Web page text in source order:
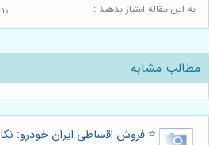
به این مقاله امتیاز بدهید : 10
مطالب مشابه
⭐️ فروش اقساطی ایران خودرو: